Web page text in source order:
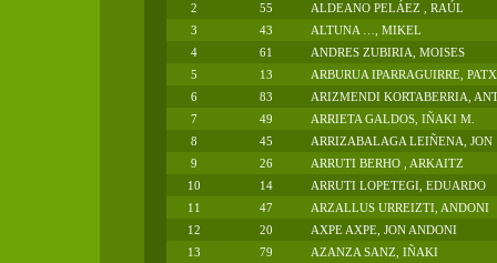
2
55
ALDEANO PELÁEZ , RAÚL
3
43
ALTUNA …, MIKEL
4
61
ANDRES ZUBIRIA, MOISES
5
13
ARBURUA IPARRAGUIRRE,
6
83
ARIZMENDI KORTABERRIA,
7
49
ARRIETA GALDOS, IÑAKI M.
8
45
ARRIZABALAGA LEIÑENA, JON
9
26
ARRUTI BERHO , ARKAITZ
10
14
ARRUTI LOPETEGI, EDUARDO
11
47
ARZALLUS URREIZTI, ANDONI
12
20
AXPE AXPE, JON ANDONI
13
79
AZANZA SANZ, IÑAKI